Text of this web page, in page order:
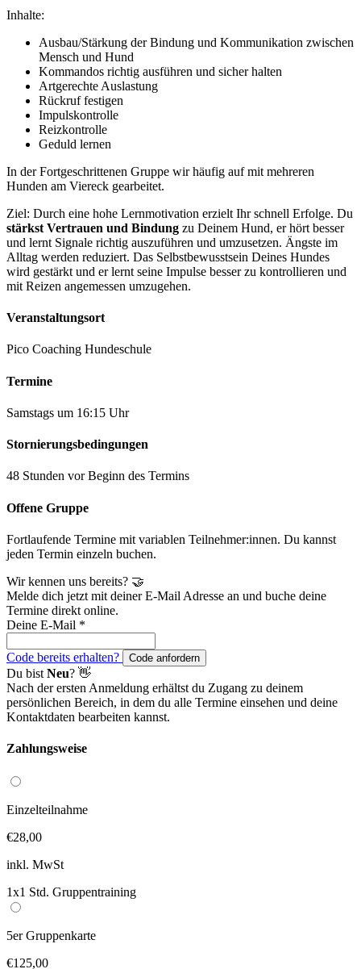
Inhalte:
Ausbau/Stärkung der Bindung und Kommunikation zwischen
Mensch und Hund
Kommandos richtig ausführen und sicher halten
Artgerechte Auslastung
Rückruf festigen
Impulskontrolle
Reizkontrolle
Geduld lernen
In der Fortgeschrittenen Gruppe wir häufig auf mit mehreren
Hunden am Viereck gearbeitet.
Ziel: Durch eine hohe Lernmotivation erzielt Ihr schnell Erfolge. Du
stärkst Vertrauen und Bindung zu Deinem Hund, er hört besser
und lernt Signale richtig auszuführen und umzusetzen. Ängste im
Alltag werden reduziert. Das Selbstbewusstsein Deines Hundes
wird gestärkt und er lernt seine Impulse besser zu kontrollieren und
mit Reizen angemessen umzugehen.
Veranstaltungsort
Pico Coaching Hundeschule
Termine
Samstags um 16:15 Uhr
Stornierungsbedingungen
48 Stunden vor Beginn des Termins
Offene Gruppe
Fortlaufende Termine mit variablen Teilnehmer:innen. Du kannst
jeden Termin einzeln buchen.
Wir kennen uns bereits? 🤝
Melde dich jetzt mit deiner E-Mail Adresse an und buche deine
Termine direkt online.
Deine E-Mail *
Code bereits erhalten? Code anfordern
Du bist Neu? 👋
Nach der ersten Anmeldung erhältst du Zugang zu deinem
persönlichen Bereich, in dem du alle Termine einsehen und deine
Kontaktdaten bearbeiten kannst.
Zahlungsweise
Einzelteilnahme
€28,00
inkl. MwSt
1x1 Std. Gruppentraining
5er Gruppenkarte
€125,00